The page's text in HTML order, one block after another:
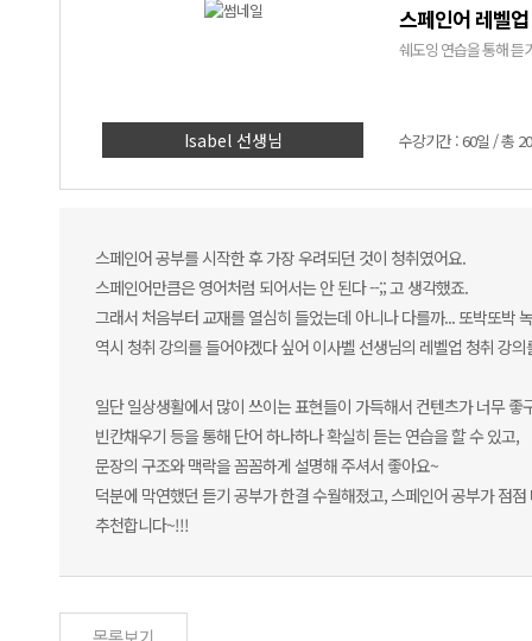
Isabel 선생님
스페인어 레벨
쉐도잉 연습을 통해 듣
수강기간 : 60일 / 총
스페인어 공부를 시작한 후 가장 우려되던 것이 청취였어요.
스페인어만큼은 영어처럼 되어서는 안 된다 --;; 고 생각했죠.
그래서 처음부터 교재를 열심히 들었는데 아니나 다를까... 또박또박
역시 청취 강의를 들어야겠다 싶어 이사벨 선생님의 레벨업 청취 강
일단 일상생활에서 많이 쓰이는 표현들이 가득해서 컨텐츠가 너무 좋
빈칸채우기 등을 통해 단어 하나하나 확실히 듣는 연습을 할 수 있고,
문장의 구조와 맥락을 꼼꼼하게 설명해 주셔서 좋아요~
덕분에 막연했던 듣기 공부가 한결 수월해졌고, 스페인어 공부가 점
추천합니다~!!!